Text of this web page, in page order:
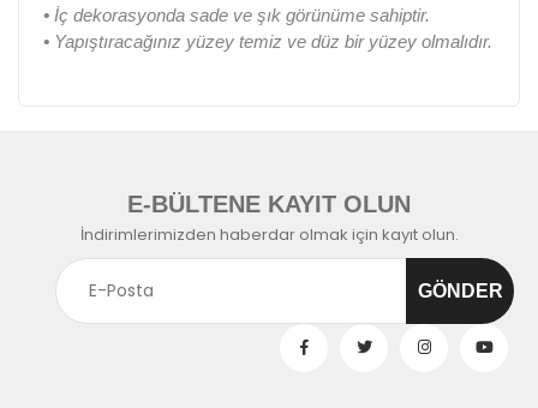
• İç dekorasyonda sade ve şık görünüme sahiptir.
• Yapıştıracağınız yüzey temiz ve düz bir yüzey olmalıdır.
E-BÜLTENE KAYIT OLUN
İndirimlerimizden haberdar olmak için kayıt olun.